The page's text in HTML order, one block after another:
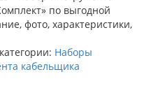
по выгодной
фото, характеристики,
Наборы
кабельщика